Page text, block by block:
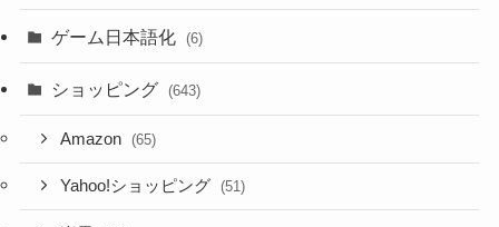
ゲーム日本語化 (6)
ショッピング (643)
Amazon (65)
Yahoo!ショッピング (51)